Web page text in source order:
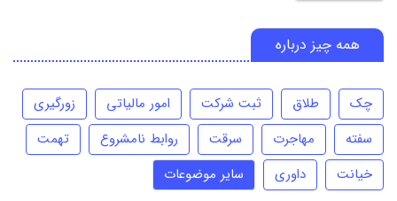
همه چیز درباره
چک طلاق ثبت شرکت امور مالیاتی
زورگیری
سفته
مهاجرت سرقت روابط نامشروع
تهمت
خیانت
داوری سایر موضوعات